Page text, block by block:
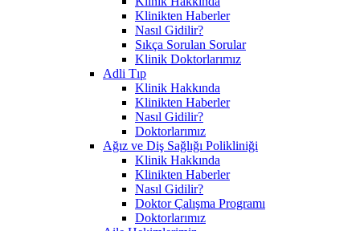
Klinikten Haberler
Nasıl Gidilir?
Sıkça Sorulan Sorular
Klinik Doktorlarımız
Adli Tıp
Klinik Hakkında
Klinikten Haberler
Nasıl Gidilir?
Doktorlarımız
Ağız ve Diş Sağlığı Polikliniği
Klinik Hakkında
Klinikten Haberler
Nasıl Gidilir?
Doktor Çalışma Programı
Doktorlarımız